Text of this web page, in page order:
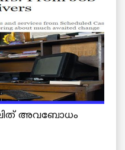
അവബോധം